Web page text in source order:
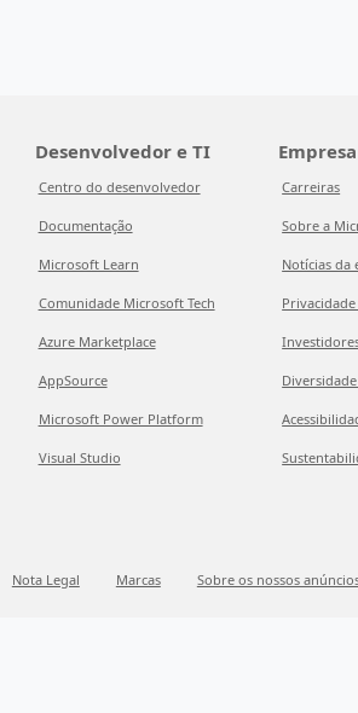
Desenvolvedor e TI
Centro do desenvolvedor
Documentação
Microsoft Learn
Comunidade Microsoft Tech
Azure Marketplace
AppSource
Microsoft Power Platform
Visual Studio
Empresa
Carreiras
Sobre a
Notícias da
Nota Legal Marcas Sobre os nossos